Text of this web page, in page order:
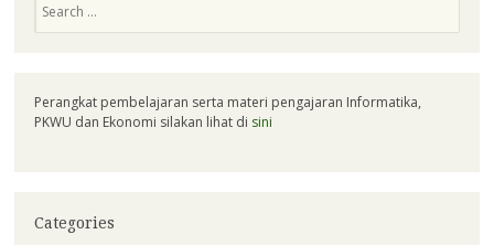
Perangkat pembelajaran serta materi pengajaran Informatika,
PKWU dan Ekonomi silakan lihat di sini
Categories